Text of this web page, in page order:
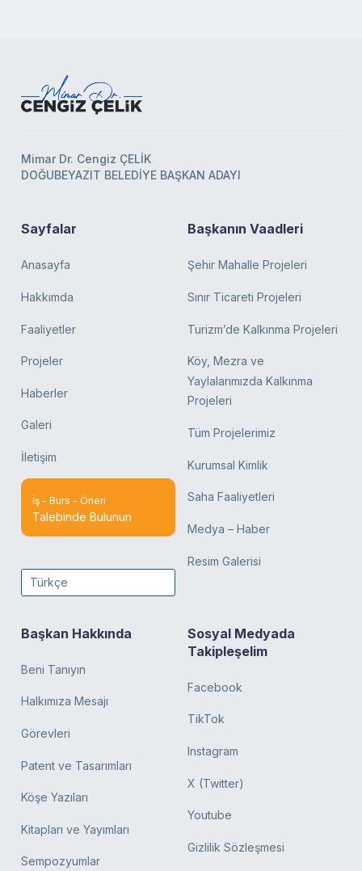
Mimar Dr. Cengiz ÇELİK
DOĞUBEYAZIT BELEDİYE BAŞKAN ADAYI
Sayfalar
Anasayfa
Hakkımda
Faaliyetler
Projeler
Haberler
Galeri
İletişim
İş - Burs - Öneri
Talebinde Bulunun
Türkçe
Başkanın Vaadleri
Şehir Mahalle Projeleri
Sınır Ticareti Projeleri
Turizm’de Kalkınma Projeleri
Köy, Mezra ve
Yaylalarımızda Kalkınma
Projeleri
Tüm Projelerimiz
Kurumsal Kimlik
Saha Faaliyetleri
Medya – Haber
Resim Galerisi
Başkan Hakkında
Beni Tanıyın
Halkımıza Mesajı
Görevleri
Patent ve Tasarımları
Köşe Yazıları
Kitapları ve Yayımları
Sempozyumlar
Sosyal Medyada
Takipleşelim
Facebook
TikTok
Instagram
X (Twitter)
Youtube
Gizlilik Sözleşmesi